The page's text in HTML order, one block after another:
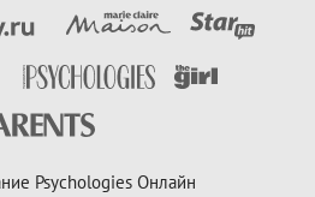
Psychologies Онлайн